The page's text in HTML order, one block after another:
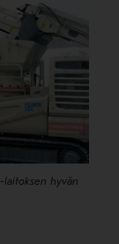
laitoksen hyvän